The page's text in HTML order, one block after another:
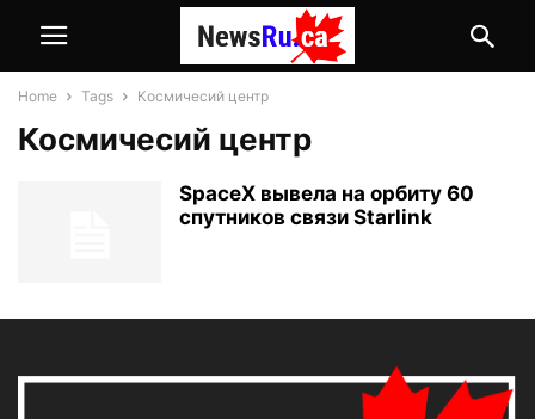
Home Tags Космичесий центр
Космичесий центр
SpaceX вывела на орбиту 60
спутников связи Starlink